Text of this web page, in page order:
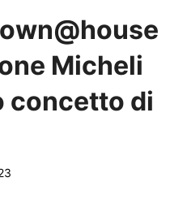
Micheli
concetto di